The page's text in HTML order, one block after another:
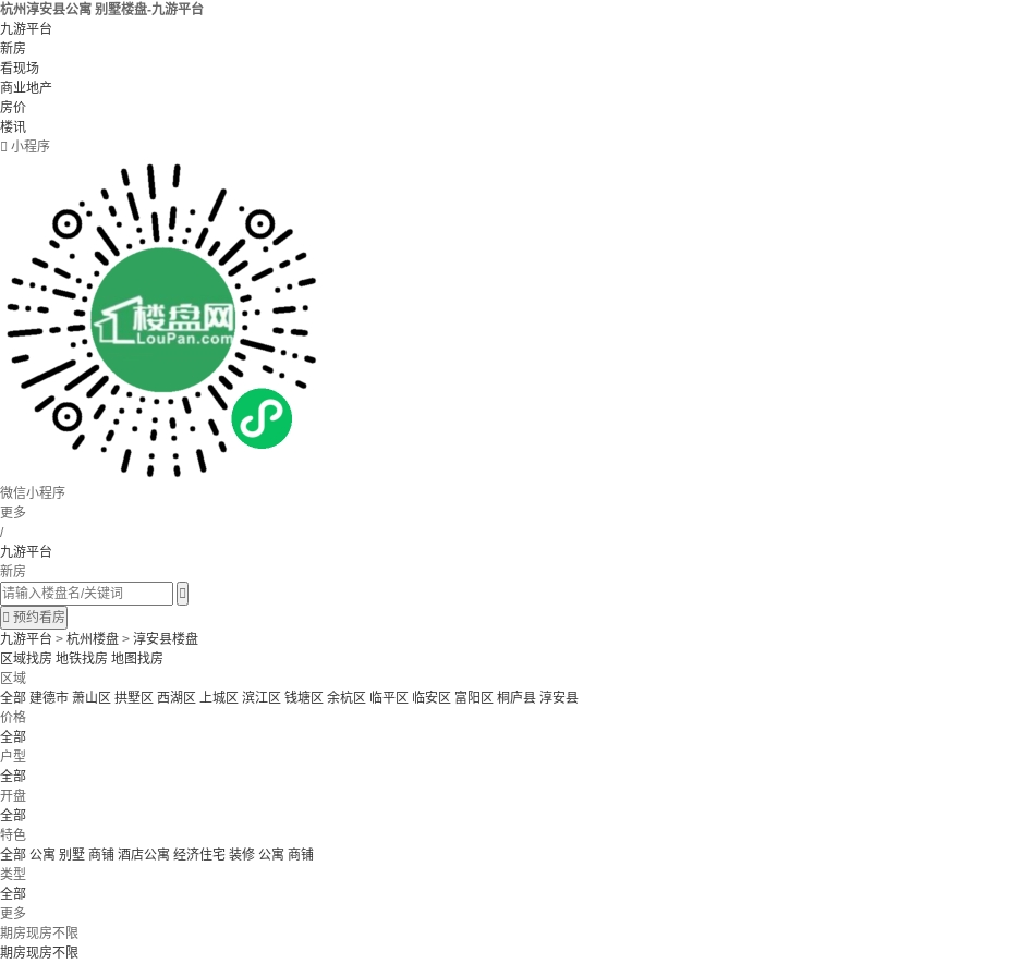
杭州淳安县公寓 别墅楼盘-九游平台
九游平台
新房
看现场
商业地产
房价
楼讯
 小程序
微信小程序
更多
/
九游平台
新房

 预约看房
九游平台 > 杭州楼盘 > 淳安县楼盘
区域找房 地铁找房 地图找房
区域
全部 建德市 萧山区 拱墅区 西湖区 上城区 滨江区 钱塘区 余杭区 临平区 临安区 富阳区 桐庐县 淳安县
价格
全部
户型
全部
开盘
全部
特色
全部 公寓 别墅 商铺 酒店公寓 经济住宅 装修 公寓 商铺
类型
全部
更多
期房现房不限
期房现房不限